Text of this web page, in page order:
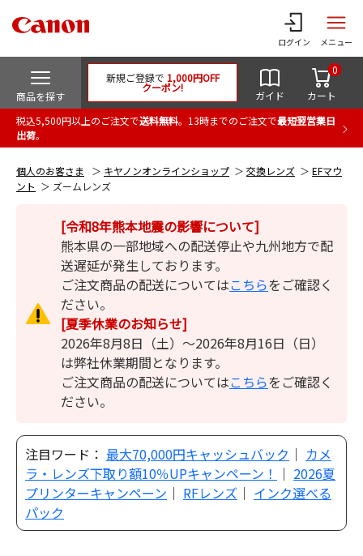
ログイン メニュー
商品を探す
新規ご登録で 1,000円OFF
クーポン!
ガイド カート
0
税込5,500円以上のご注文で送料無料。13時までのご注文で最短翌営業日
出荷。
個人のお客さま キヤノンオンラインショップ 交換レンズ
EFマウ
ント
ズームレンズ
[令和8年熊本地震の影響について]
熊本県の一部地域への配送停止や九州地方で配
送遅延が発生しております。
ご注文商品の配送についてはこちらをご確認く
ださい。
[夏季休業のお知らせ]
2026年8月8日（土）～2026年8月16日（日）
は弊社休業期間となります。
ご注文商品の配送についてはこちらをご確認く
ださい。
注目ワード： 最大70,000円キャッシュバック ｜ カメ
ラ・レンズ下取り額10％UPキャンペーン！
｜ 2026夏
プリンターキャンペーン ｜ RFレンズ ｜ インク選べる
パック